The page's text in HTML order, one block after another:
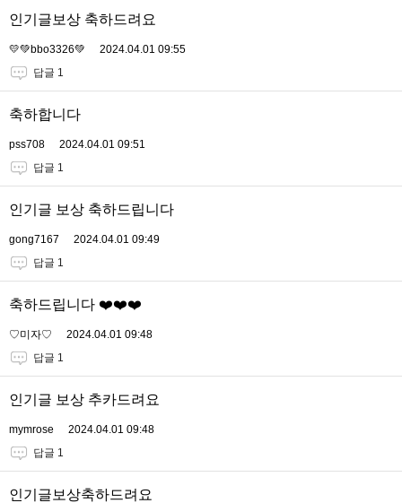
인기글보상 축하드려요
💛💚bbo3326💚
2024.04.01 09:55
답글 1
축하합니다
pss708
2024.04.01 09:51
답글 1
인기글 보상 축하드립니다
gong7167
2024.04.01 09:49
답글 1
축하드립니다 ❤️❤️❤️
♡미자♡
2024.04.01 09:48
답글 1
인기글 보상 추카드려요
mymrose
2024.04.01 09:48
답글 1
인기글보상축하드려요